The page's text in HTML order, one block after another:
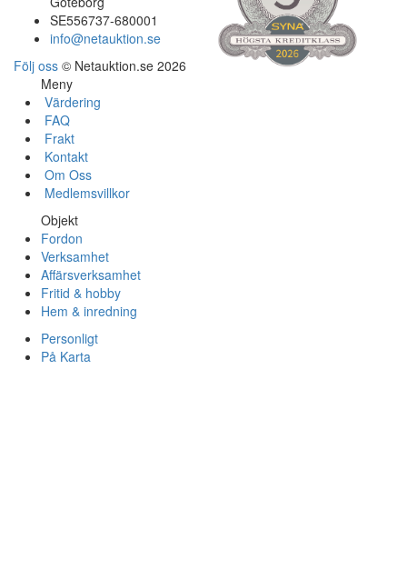
SE556737-680001
info@netauktion.se
Följ oss © Netauktion.se 2026
Meny
Värdering
FAQ
Frakt
Kontakt
Om Oss
Medlemsvillkor
Objekt
Fordon
Verksamhet
Affärsverksamhet
Fritid & hobby
Hem & inredning
Personligt
På Karta